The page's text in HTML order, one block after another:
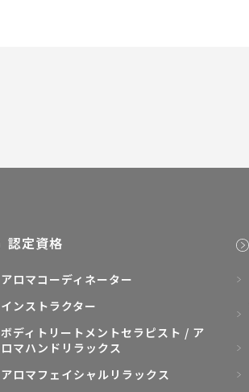
認定資格
アロマコーディネーター
インストラクター
ボディトリートメントセラピスト / ア
ロマハンドリラックス
アロマフェイシャルリラックス